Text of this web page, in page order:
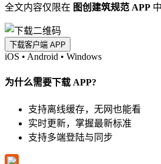
全文内容仅限在 图创建筑规范 APP
下载客户端 APP
iOS • Android • Windows
为什么需要下载 APP?
支持离线缓存，无网也能看
实时更新，掌握最新标准
支持多端登陆与同步